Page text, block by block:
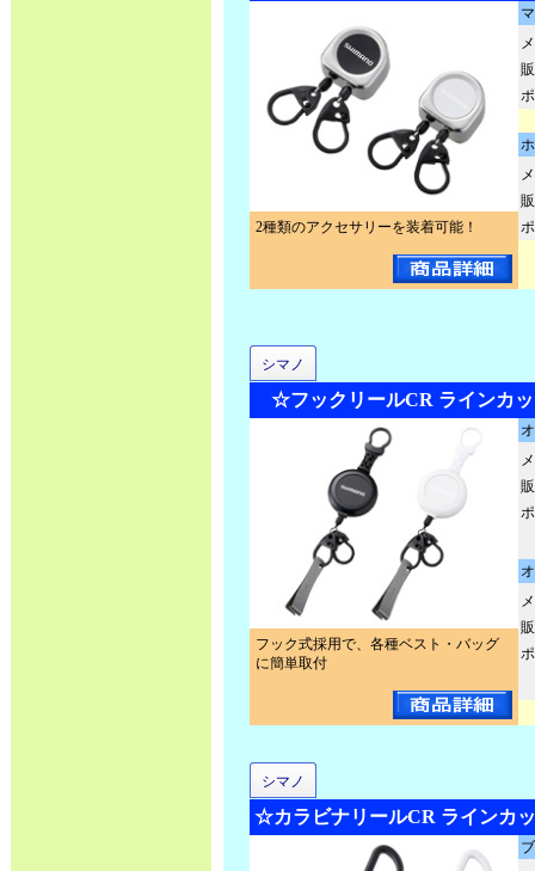
2種類のアクセサリーを装着可能！
シマノ
☆フックリールCR ラインカ
フック式採用で、各種ベスト・バッグ
に簡単取付
シマノ
☆カラビナリールCR ラインカ